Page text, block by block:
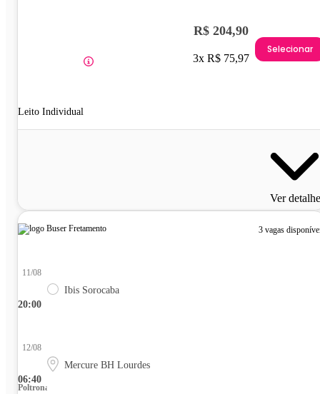
Leito Individual
R$ 204,90
3x R$ 75,97
Selecionar
Ver
3 vagas
20:00
11/08
Ibis Sorocaba
06:40
12/08
Mercure BH Lourdes
Poltrona